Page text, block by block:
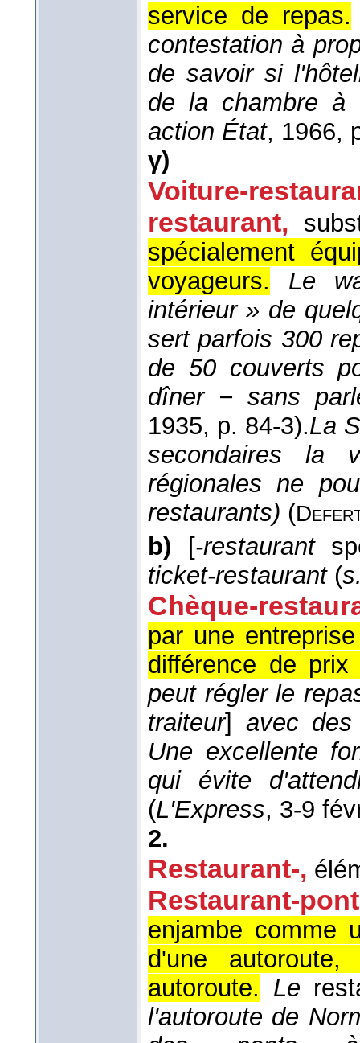
service de repas.
contestation à
de savoir si
de la chambre à
action État, 1966,
γ)
Voiture-
restaurant,
spécialement
voyageurs.
Le
intérieur » de
sert parfois 300
de 50 couverts
dîner − sans
1935, p. 84-3).La
secondaires la
régionales ne
restaurants) (
b) [-restaurant
ticket-restaurant(
Chèque-
par une
différence de
peut régler le
traiteur]
avec des
Une excellente
qui évite
(L'Express, 3-9
2.
Restaurant-,
Restaurant-pont
enjambe comme
d'une
autoroute. Le
l'autoroute de